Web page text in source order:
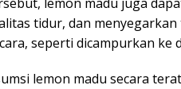
tidur, dan
seperti dicampurkan ke
lemon madu secara